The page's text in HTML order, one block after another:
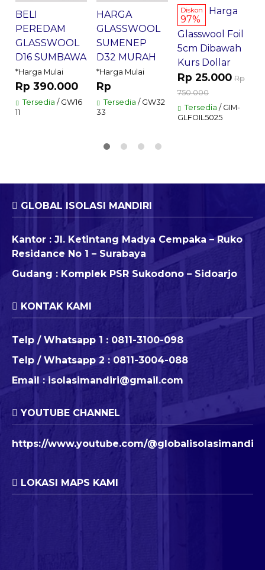
BELI
PEREDAM
GLASSWOOL
D16 SUMBAWA
*Harga Mulai
Rp 390.000
Tersedia / GW16
11
HARGA
GLASSWOOL
SUMENEP
D32 MURAH
*Harga Mulai
Rp
Tersedia / GW32
33
Diskon
97%
Harga
Glasswool Foil
5cm Dibawah
Kurs Dollar
Rp 25.000 Rp
750.000
Tersedia / GIM-
GLFOIL5025
GLOBAL ISOLASI MANDIRI
Kantor : Jl. Ketintang Madya Cempaka – Ruko
Residance No 1 – Surabaya
Gudang : Komplek PSR Sukodono – Sidoarjo
KONTAK KAMI
Telp / Whatsapp 1 : 0811-3100-098
Telp / Whatsapp 2 : 0811-3004-088
Email : isolasimandiri@gmail.com
YOUTUBE CHANNEL
https://www.youtube.com/@globalisolasimandiri
LOKASI MAPS KAMI